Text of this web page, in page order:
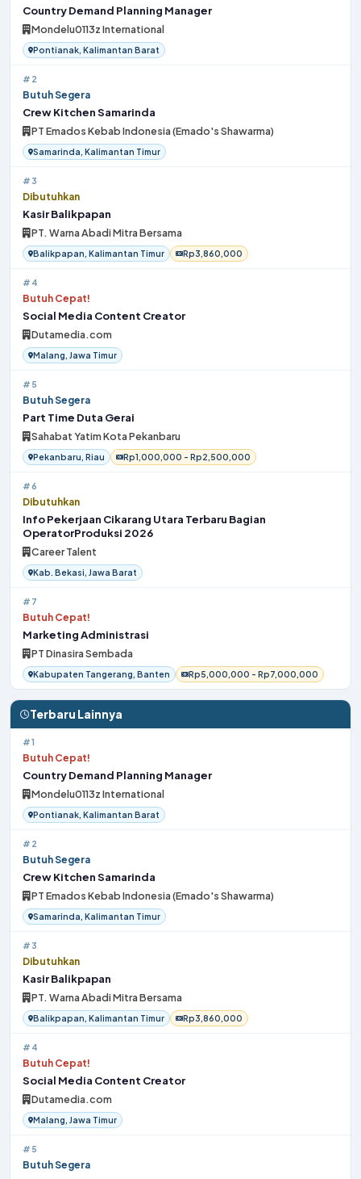
Country Demand Planning Manager
Mondelu0113z International
Pontianak, Kalimantan Barat
#2
Butuh Segera
Crew Kitchen Samarinda
PT Emados Kebab Indonesia (Emado's Shawarma)
Samarinda, Kalimantan Timur
#3
Dibutuhkan
Kasir Balikpapan
PT. Warna Abadi Mitra Bersama
Balikpapan, Kalimantan Timur Rp3,860,000
#4
Butuh Cepat!
Social Media Content Creator
Dutamedia.com
Malang, Jawa Timur
#5
Butuh Segera
Part Time Duta Gerai
Sahabat Yatim Kota Pekanbaru
Pekanbaru, Riau Rp1,000,000 - Rp2,500,000
#6
Dibutuhkan
Info Pekerjaan Cikarang Utara Terbaru Bagian
OperatorProduksi 2026
Career Talent
Kab. Bekasi, Jawa Barat
#7
Butuh Cepat!
Marketing Administrasi
PT Dinasira Sembada
Kabupaten Tangerang, Banten Rp5,000,000 - Rp7,000,000
Terbaru Lainnya
#1
Butuh Cepat!
Country Demand Planning Manager
Mondelu0113z International
Pontianak, Kalimantan Barat
#2
Butuh Segera
Crew Kitchen Samarinda
PT Emados Kebab Indonesia (Emado's Shawarma)
Samarinda, Kalimantan Timur
#3
Dibutuhkan
Kasir Balikpapan
PT. Warna Abadi Mitra Bersama
Balikpapan, Kalimantan Timur Rp3,860,000
#4
Butuh Cepat!
Social Media Content Creator
Dutamedia.com
Malang, Jawa Timur
#5
Butuh Segera